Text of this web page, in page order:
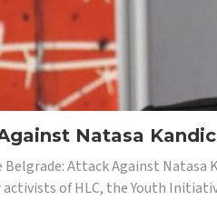
Natasa
Belgrade: Attack Against
of HLC, the Youth